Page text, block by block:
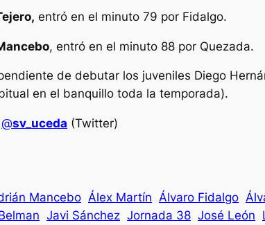
, entró en el minuto 79 por Fidalgo.
, entró en el minuto 88 por Quezada.
de debutar los juveniles Diego
en el banquillo toda la temporada).
@sv_uceda (Twitter)
Mancebo Álex Martín Álvaro Fidalgo
Javi Sánchez Jornada 38 José León